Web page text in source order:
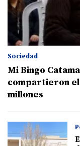
Sociedad
Mi Bingo
compartieron
millones